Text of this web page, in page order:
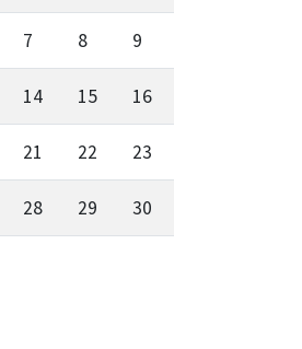
7 8 9
14 15 16
21 22 23
28 29 30